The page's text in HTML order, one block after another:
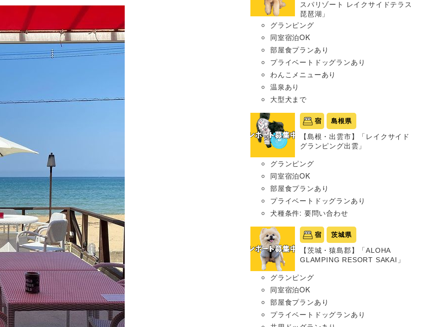
スパリゾート レイクサイドテラス
琵琶湖」
グランピング
同室宿泊OK
部屋食プランあり
プライベートドッグランあり
わんこメニューあり
温泉あり
大型犬まで
宿 島根県
【島根・出雲市】「レイクサイド
グランピング出雲」
グランピング
同室宿泊OK
部屋食プランあり
プライベートドッグランあり
犬種条件: 要問い合わせ
宿 茨城県
【茨城・猿島郡】「ALOHA
GLAMPING RESORT SAKAI」
グランピング
同室宿泊OK
部屋食プランあり
プライベートドッグランあり